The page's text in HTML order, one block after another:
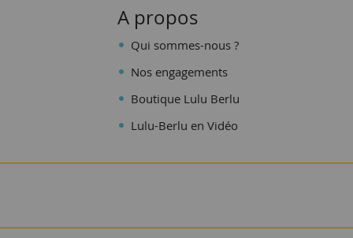
A propos
Qui sommes-nous ?
Nos engagements
Boutique Lulu Berlu
Lulu-Berlu en Vidéo